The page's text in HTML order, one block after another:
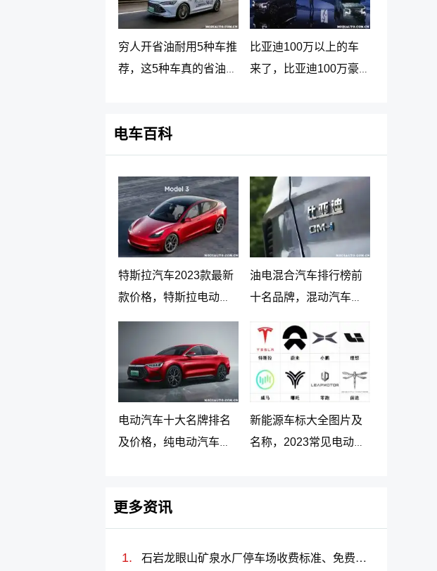
穷人开省油耐用5种车推
荐，这5种车真的省油又
比亚迪100万以上的车
来了，比亚迪100万豪
电车百科
特斯拉汽车2023款最新
款价格，特斯拉电动汽
车价格及落地价
油电混合汽车排行榜前
十名品牌，混动汽车十
电动汽车十大名牌排名
及价格，纯电动汽车排
新能源车标大全图片及
名称，2023常见电动汽
更多资讯
石岩龙眼山矿泉水厂停车场收费标准、免费时长、日租月租信息